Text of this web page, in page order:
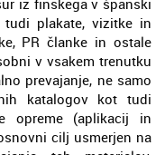
iz finskega v španski
plakate, vizitke in
PR članke in ostale
v vsakem trenutku
prevajanje, ne samo
katalogov kot tudi
opreme (aplikacij in
cilj usmerjen na